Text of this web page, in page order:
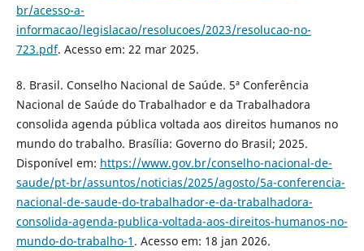
br/acesso-a-
informacao/legislacao/resolucoes/2023/resolucao-no-
723.pdf. Acesso em: 22 mar 2025.
8. Brasil. Conselho Nacional de Saúde. 5ª Conferência
Nacional de Saúde do Trabalhador e da Trabalhadora
consolida agenda pública voltada aos direitos humanos no
mundo do trabalho. Brasília: Governo do Brasil; 2025.
Disponível em: https://www.gov.br/conselho-nacional-de-
saude/pt-br/assuntos/noticias/2025/agosto/5a-conferencia-
nacional-de-saude-do-trabalhador-e-da-trabalhadora-
consolida-agenda-publica-voltada-aos-direitos-humanos-no-
mundo-do-trabalho-1 . Acesso em: 18 jan 2026.